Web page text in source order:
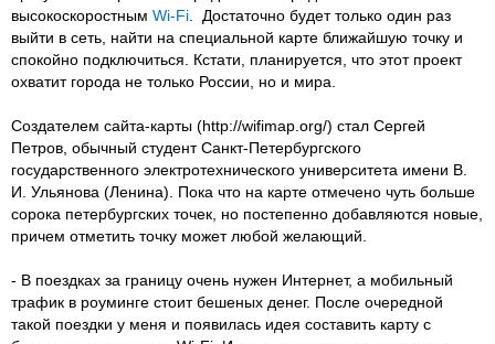
высокоскоростным Wi-Fi . Достаточно будет только один раз
выйти в сеть, найти на специальной карте ближайшую точку и
спокойно подключиться. Кстати, планируется, что этот проект
охватит города не только России, но и мира.
Создателем сайта-карты (http://wifimap.org/) стал Сергей
Петров, обычный студент Санкт-Петербургского
государственного электротехнического университета имени В.
И. Ульянова (Ленина). Пока что на карте отмечено чуть больше
сорока петербургских точек, но постепенно добавляются новые,
причем отметить точку может любой желающий.
- В поездках за границу очень нужен Интернет, а мобильный
трафик в роуминге стоит бешеных денег. После очередной
такой поездки у меня и появилась идея составить карту с